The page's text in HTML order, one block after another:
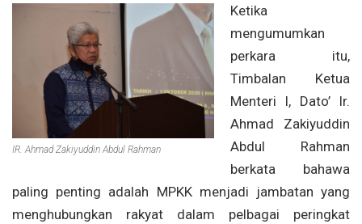
IR. Ahmad Zakiyuddin Abdul Rahman
Ketika
mengumumkan
perkara itu,
Timbalan Ketua
Menteri I, Dato’ Ir.
Ahmad Zakiyuddin
Abdul Rahman
berkata bahawa
paling penting adalah MPKK menjadi jambatan yang
menghubungkan rakyat dalam pelbagai peringkat